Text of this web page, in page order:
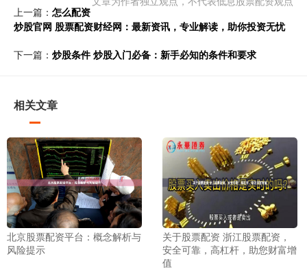
上一篇： 怎么配资
炒股官网 股票配资财经网：最新资讯，专业解读，助你投资无忧
下一篇： 炒股条件 炒股入门必备：新手必知的条件和要求
相关文章
北京股票配资平台：概念解析与
风险提示
关于股票配资 浙江股票配资，
安全可靠，高杠杆，助您财富增
值